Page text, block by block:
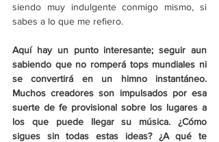
siendo muy indulgente conmigo mismo, si
sabes a lo que me refiero.
Aquí hay un punto interesante; seguir aun
sabiendo que no romperá tops mundiales ni
se convertirá en un himno instantáneo.
Muchos creadores son impulsados por esa
suerte de fe provisional sobre los lugares a
los que puede llegar su música. ¿Cómo
sigues sin todas estas ideas? ¿A qué te